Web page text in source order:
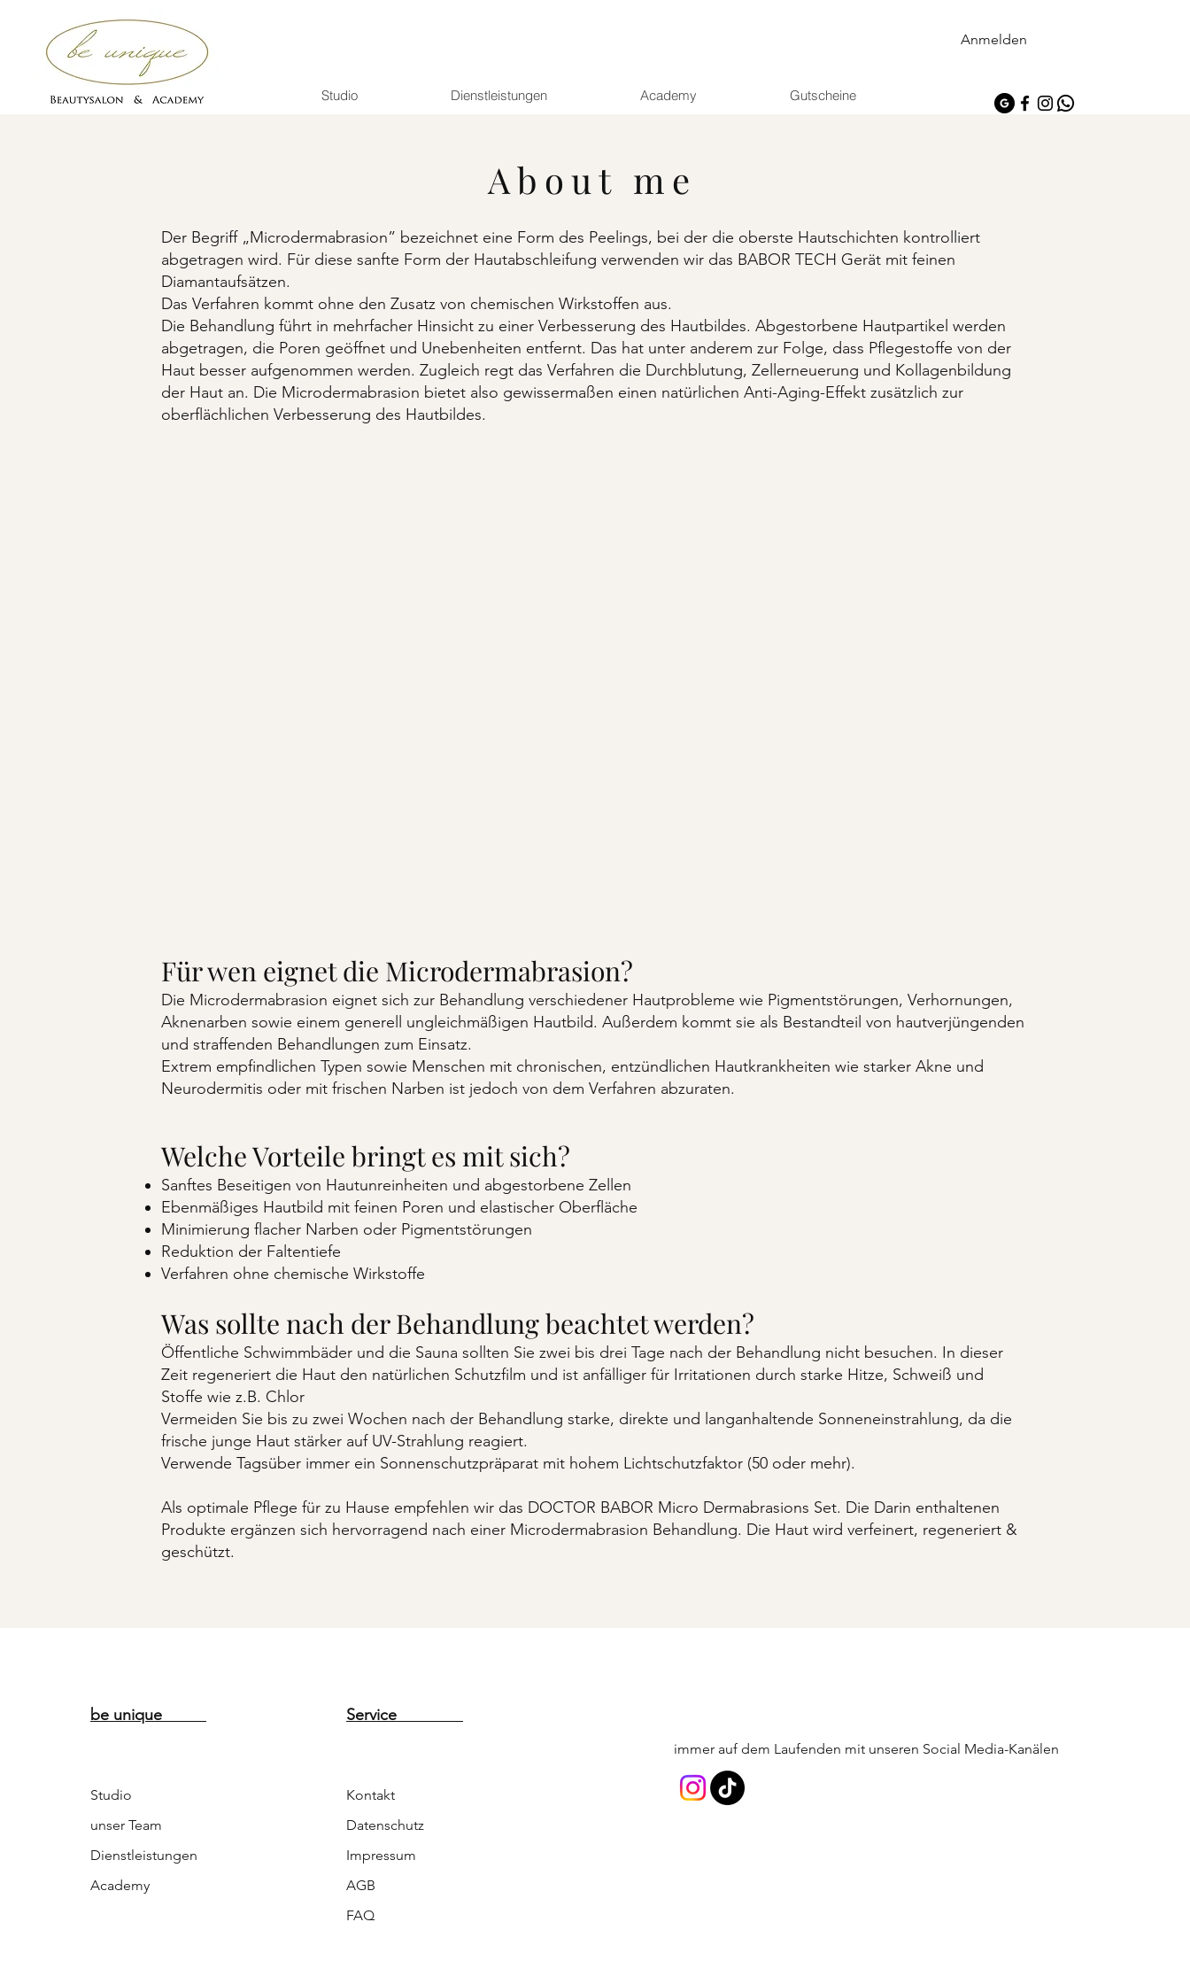
Anmelden
Studio Dienstleistungen Academy Gutscheine
About me
Der Begriff „Microdermabrasion” bezeichnet eine Form des Peelings, bei der die oberste Hautschichten kontrolliert
abgetragen wird. Für diese sanfte Form der Hautabschleifung verwenden wir das BABOR TECH Gerät mit feinen
Diamantaufsätzen.
Das Verfahren kommt ohne den Zusatz von chemischen Wirkstoffen aus.
Die Behandlung führt in mehrfacher Hinsicht zu einer Verbesserung des Hautbildes. Abgestorbene Hautpartikel werden
abgetragen, die Poren geöffnet und Unebenheiten entfernt. Das hat unter anderem zur Folge, dass Pflegestoffe von der
Haut besser aufgenommen werden. Zugleich regt das Verfahren die Durchblutung, Zellerneuerung und Kollagenbildung
der Haut an. Die Microdermabrasion bietet also gewissermaßen einen natürlichen Anti-Aging-Effekt zusätzlich zur
oberflächlichen Verbesserung des Hautbildes.
Für wen eignet die Microdermabrasion?
Die Microdermabrasion eignet sich zur Behandlung verschiedener Hautprobleme wie Pigmentstörungen, Verhornungen,
Aknenarben sowie einem generell ungleichmäßigen Hautbild. Außerdem kommt sie als Bestandteil von hautverjüngenden
und straffenden Behandlungen zum Einsatz.
Extrem empfindlichen Typen sowie Menschen mit chronischen, entzündlichen Hautkrankheiten wie starker Akne und
Neurodermitis oder mit frischen Narben ist jedoch von dem Verfahren abzuraten.
Welche Vorteile bringt es mit sich?
Sanftes Beseitigen von Hautunreinheiten und abgestorbene Zellen
Ebenmäßiges Hautbild mit feinen Poren und elastischer Oberfläche
Minimierung flacher Narben oder Pigmentstörungen
Reduktion der Faltentiefe
Verfahren ohne chemische Wirkstoffe
Was sollte nach der Behandlung beachtet werden?
Öffentliche Schwimmbäder und die Sauna sollten Sie zwei bis drei Tage nach der Behandlung nicht besuchen. In dieser
Zeit regeneriert die Haut den natürlichen Schutzfilm und ist anfälliger für Irritationen durch starke Hitze, Schweiß und
Stoffe wie z.B. Chlor
Vermeiden Sie bis zu zwei Wochen nach der Behandlung starke, direkte und langanhaltende Sonneneinstrahlung, da die
frische junge Haut stärker auf UV-Strahlung reagiert.
Verwende Tagsüber immer ein Sonnenschutzpräparat mit hohem Lichtschutzfaktor (50 oder mehr).
Als optimale Pflege für zu Hause empfehlen wir das DOCTOR BABOR Micro Dermabrasions Set. Die Darin enthaltenen
Produkte ergänzen sich hervorragend nach einer Microdermabrasion Behandlung. Die Haut wird verfeinert, regeneriert &
geschützt.
be unique
Studio
unser Team
Dienstleistungen
Academy
Service
Kontakt
Datenschutz
Impressum
AGB
FAQ
immer auf dem Laufenden mit unseren Social Media-Kanälen